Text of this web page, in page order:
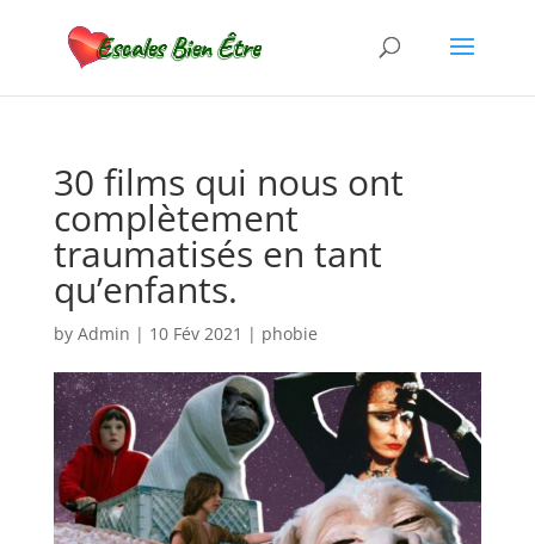
30 films qui nous ont
complètement
traumatisés en tant
qu’enfants.
by Admin | 10 Fév 2021 | phobie